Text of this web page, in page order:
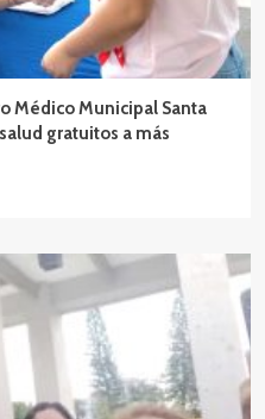
Médico Municipal Santa
gratuitos a más